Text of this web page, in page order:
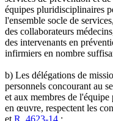
équipes pluridisciplinaires
l'ensemble socle de
des collaborateurs
des intervenants en
infirmiers en nombre
b) Les délégations de
personnels concourant au
et aux membres de
en œuvre, respectent les